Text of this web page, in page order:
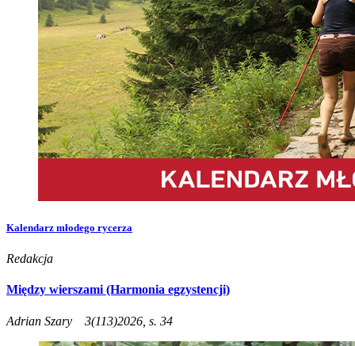
Kalendarz młodego rycerza
Redakcja
Między wierszami (Harmonia egzystencji)
Adrian Szary 3(113)2026, s. 34